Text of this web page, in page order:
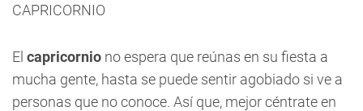
CAPRICORNIO
El capricornio no espera que reúnas en su fiesta a
mucha gente, hasta se puede sentir agobiado si ve a
personas que no conoce. Así que, mejor céntrate en